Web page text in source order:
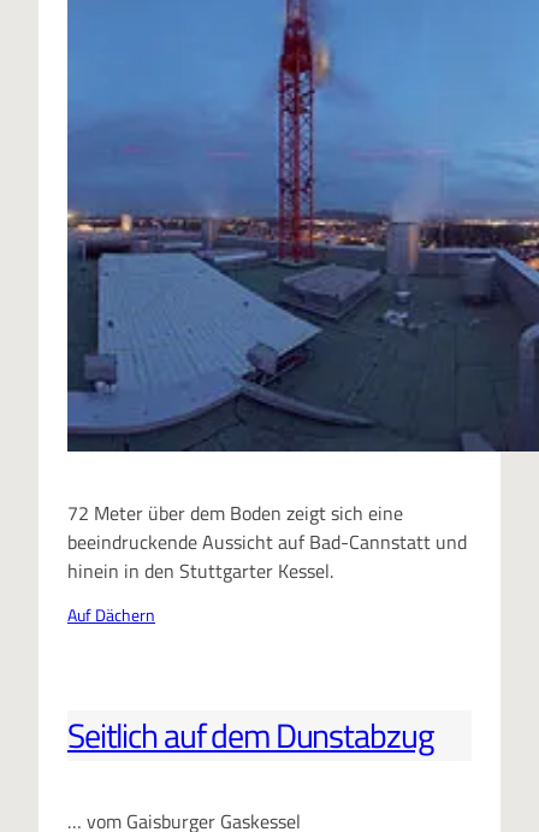
72 Meter über dem Boden zeigt sich eine
beeindruckende Aussicht auf Bad-Cannstatt und
hinein in den Stuttgarter Kessel.
Auf Dächern
Seitlich auf dem Dunstabzug
… vom Gaisburger Gaskessel